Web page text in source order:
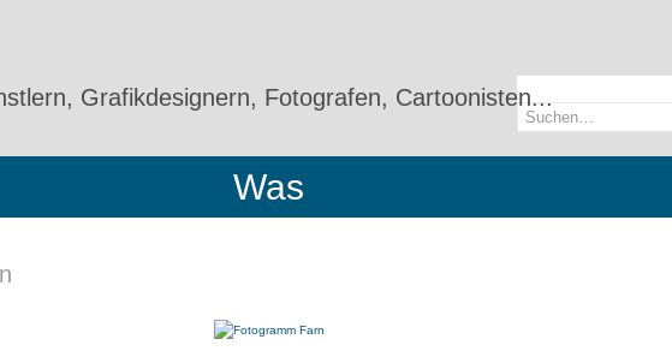
Grafikdesignern, Fotografen, Cartoonisten...
Was